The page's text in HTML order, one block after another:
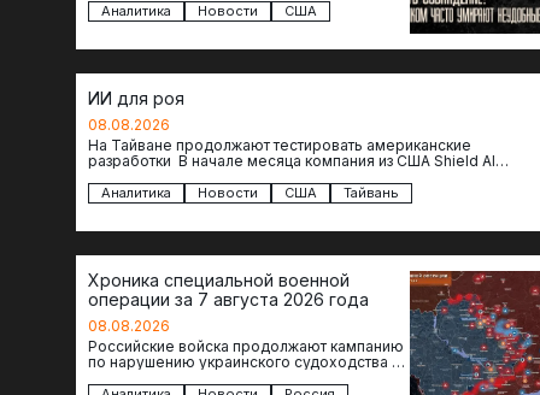
как официальные версии снова
оказываются удивительно похожими:
Аналитика Новости США
ИИ для роя
08.08.2026
На Тайване продолжают тестировать американские
разработки В начале месяца компания из США Shield AI
Аналитика Новости США Тайвань
Хроника специальной военной
операции за 7 августа 2026 года
08.08.2026
Российские войска продолжают кампанию
по нарушению украинского судоходства в